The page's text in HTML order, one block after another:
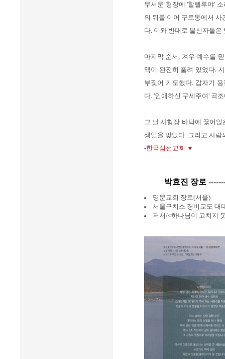
무서운 형장에 '할렐루야'
의 뒤를 이어 구로동에서
다. 이와 반대로 불신자들
마지막 순서, 겨우 예수를
맥이 완전히 풀려 있었다.
부짖어 기도했다. 갑자기
다. '인애하신 구세주여' 곡
그 날 사형장 바닥에 꿇어
생일을 맞았다. 그리고 사람
-한국섬선교회 ▼
박효진 장로
명문교회 장로(서울)
서울구치소 경비교도 대
저서/<하나님이 고치지